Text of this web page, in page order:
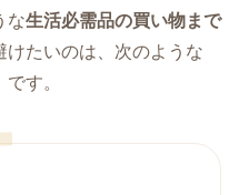
な生活必需品の買い物まで
けたいのは、次のような
す。